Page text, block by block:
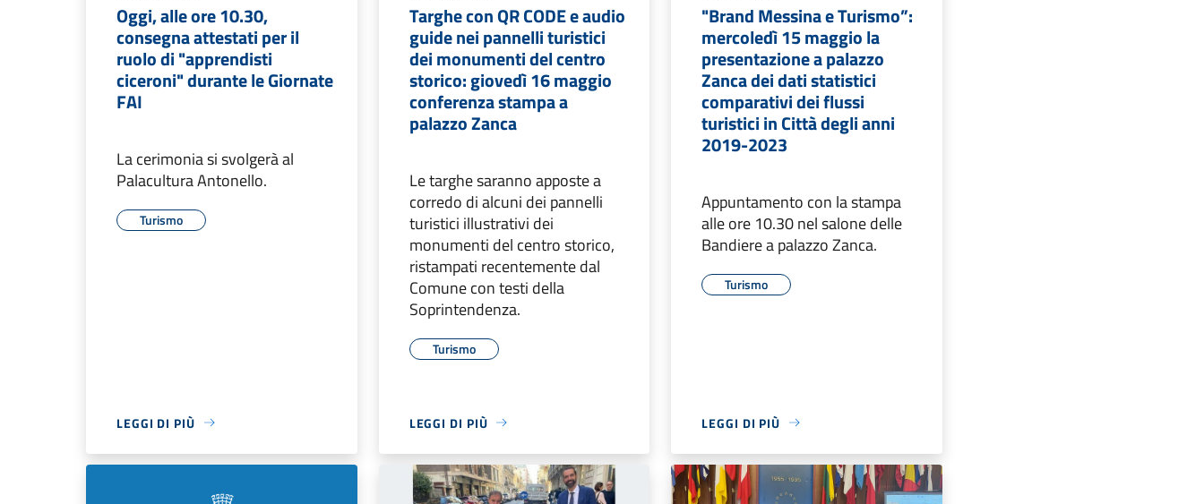
Oggi, alle ore 10.30,
consegna attestati per il
ruolo di "apprendisti
ciceroni" durante le Giornate
FAI
La cerimonia si svolgerà al
Palacultura Antonello.
Turismo
LEGGI DI PIÙ
Targhe con QR CODE e audio
guide nei pannelli turistici
dei monumenti del centro
storico: giovedì 16 maggio
conferenza stampa a
palazzo Zanca
Le targhe saranno apposte a
corredo di alcuni dei pannelli
turistici illustrativi dei
monumenti del centro storico,
ristampati recentemente dal
Comune con testi della
Soprintendenza.
Turismo
LEGGI DI PIÙ
"Brand Messina e Turismo”:
mercoledì 15 maggio la
presentazione a palazzo
Zanca dei dati statistici
comparativi dei flussi
turistici in Città degli anni
2019-2023
Appuntamento con la stampa
alle ore 10.30 nel salone delle
Bandiere a palazzo Zanca.
Turismo
LEGGI DI PIÙ